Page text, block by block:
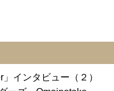
インタビュー（２）